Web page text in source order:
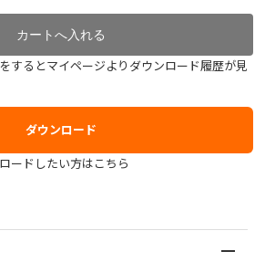
とマイページよりダウンロード履歴が見
ダウンロード
ドしたい方はこちら